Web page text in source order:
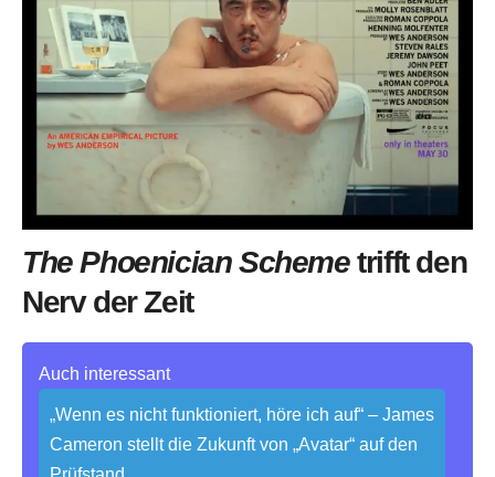
The Phoenician Schemetrifft den
Nerv der Zeit
Auch interessant
„Wenn es nicht funktioniert, höre ich auf“ – James
Cameron stellt die Zukunft von „Avatar“ auf den